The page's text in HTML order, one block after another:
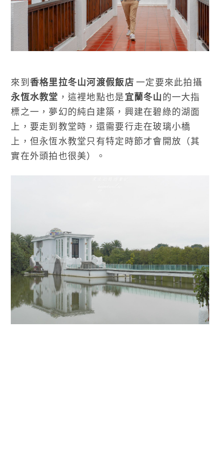
來到 香格里拉冬山河渡假飯店一定要來此拍攝
永恆水教堂 ，這裡地點也是宜蘭冬山的一大指
標之一，夢幻的純白建築，興建在碧綠的湖面
上，要走到教堂時，還需要行走在玻璃小橋
上，但永恆水教堂只有特定時節才會開放（其
實在外頭拍也很美）。